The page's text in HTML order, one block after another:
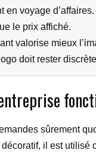
en voyage d’affaires.
le prix affiché.
valorise mieux
doit rester
sûrement
il est